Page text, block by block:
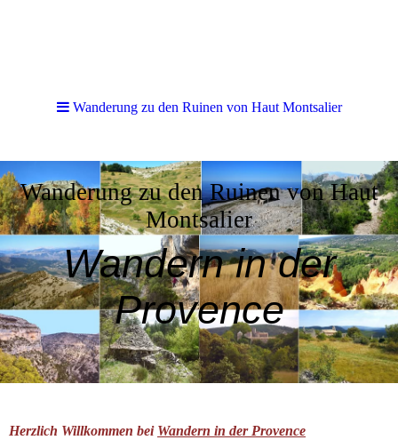
Wanderung zu den Ruinen von Haut
Montsalier
Wandern in der
Provence
Urlaub im Herzen der Provence
Herzlich Willkommen bei Wandern in der Provence
Wanderung zu den Ruinen von Haut Montsalier